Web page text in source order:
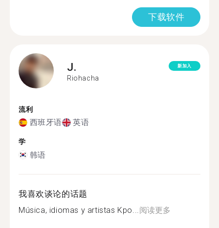
下载软件
J.
Riohacha
新加入
流利
西班牙语 英语
学
韩语
我喜欢谈论的话题
Música, idiomas y artistas Kpo... 阅读更多